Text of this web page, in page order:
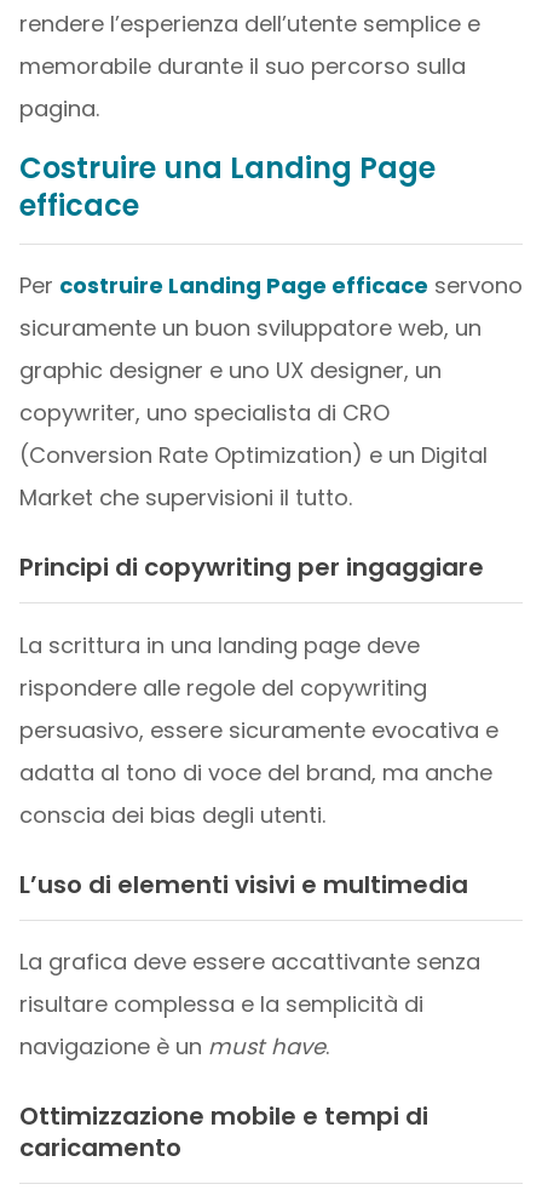
rendere l’esperienza dell’utente semplice e
memorabile durante il suo percorso sulla
pagina.
Costruire una Landing Page
efficace
Per costruire Landing Page efficace servono
sicuramente un buon sviluppatore web, un
graphic designer e uno UX designer, un
copywriter, uno specialista di CRO
(Conversion Rate Optimization) e un Digital
Market che supervisioni il tutto.
Principi di copywriting per ingaggiare
La scrittura in una landing page deve
rispondere alle regole del copywriting
persuasivo, essere sicuramente evocativa e
adatta al tono di voce del brand, ma anche
conscia dei bias degli utenti.
L’uso di elementi visivi e multimedia
La grafica deve essere accattivante senza
risultare complessa e la semplicità di
navigazione è un must have.
Ottimizzazione mobile e tempi di
caricamento